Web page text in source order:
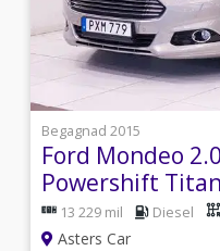
Begagnad 2015
Ford Mondeo
Powershift
13 229 mil Diesel
Asters Car